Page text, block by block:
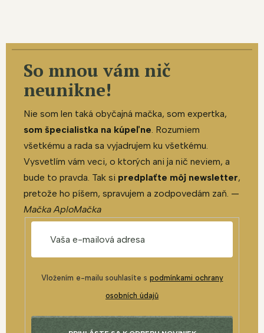
So mnou vám nič
neunikne!
Nie som len taká obyčajná mačka, som expertka,
som špecialistka na kúpeľne. Rozumiem
všetkému a rada sa vyjadrujem ku všetkému.
Vysvetlím vám veci, o ktorých ani ja nič neviem, a
bude to pravda. Tak si predplaťte môj newsletter,
pretože ho píšem, spravujem a zodpovedám zaň. —
Mačka AploMačka
Vložením e-mailu souhlasíte s podmínkami ochrany
osobních údajů